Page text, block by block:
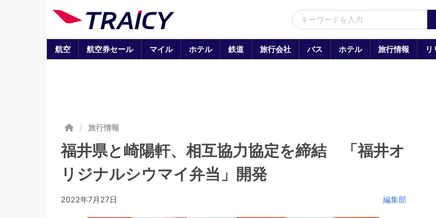
航空 航空券セール マイル ホテル 鉄道 旅行会社 バス ホテル 旅行情報 リ
/ 旅行情報
福井県と崎陽軒、相互協力協定を締結 「福井オ
リジナルシウマイ弁当」開発
2022年7月27日 編集部